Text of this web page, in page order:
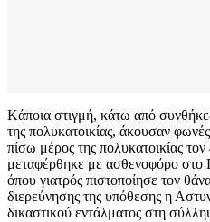
Kάποια στιγμή, κάτω από
της πολυκατοικίας, άκουσαν
πίσω μέρος της πολυκατοικίας
μεταφέρθηκε με ασθενοφόρο στο
όπου γιατρός πιστοποίησε τον
διερεύνησης της υπόθεσης η
δικαστικού εντάλματος στη